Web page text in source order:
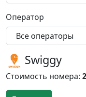
Оператор
Все операторы
Swiggy
Стоимость номера: